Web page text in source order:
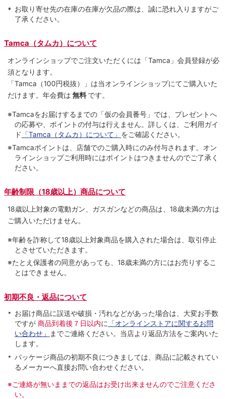
お取り寄せ先の在庫の在庫が欠品の際は、誠に恐れ入りますがご
了承ください。
Tamca（タムカ）について
オンラインショップでご注⽂いただくには「Tamca」会員登録が必
須となります。
「Tamca （100円税抜）
」は当オンラインショップにてご購⼊いた
だけます。 年会費は 無料 です。
※Tamcaをお届けするまでの「仮の会員番号」では、プレゼントへ
の応募や、ポイントの付与は⾏えません。詳しくは、ご利⽤ガイ
ド 「Tamca（タムカ）について」 をご確認ください。
※Tamcaポイントは、店舗でのご購⼊時にのみ付与されます。オン
ラインショップご利用時にはポイントはつきませんのでご了承く
ださい。
年齢制限（18歳以上）商品について
18歳以上対象の電動ガン、ガスガンなどの商品は、18歳未満の方は
ご購入いただけません。
※年齢を詐称して18歳以上対象商品を購入された場合は、取引停止
とさせていただきます。
※たとえ保護者の同意があっても、18歳未満の方にはお売りするこ
とはできません。
初期不良・返品について
お届け商品に誤送や破損・汚れなどがあった場合は、大変お手数
ですが 商品到着後７日以内に 「オンラインストアに関するお問
い合わせ」
までご連絡ください。当店より返品方法をご案内いた
します。
パッケージ商品の初期不良につきましては、商品に記載されてい
るメーカーへ直接お問い合わせください。
※ご連絡が無いままでの返品はお受け出来ませんのでご注意くださ
い。